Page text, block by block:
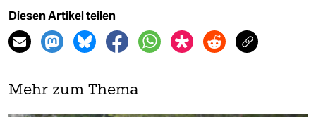
Diesen Artikel teilen
Mehr zum Thema